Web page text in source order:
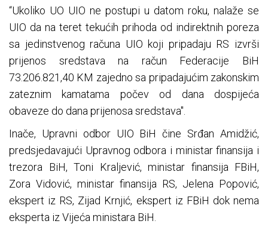
“Ukoliko UO UIO ne postupi u datom roku, nalaže se
UIO da na teret tekućih prihoda od indirektnih poreza
sa jedinstvenog računa UIO koji pripadaju RS izvrši
prijenos sredstava na račun Federacije BiH
73.206.821,40 KM zajedno sa pripadajućim zakonskim
zateznim kamatama počev od dana dospijeća
obaveze do dana prijenosa sredstava".
Inače, Upravni odbor UIO BiH čine Srđan Amidžić,
predsjedavajući Upravnog odbora i ministar finansija i
trezora BiH, Toni Kraljević, ministar finansija FBiH,
Zora Vidović, ministar finansija RS, Jelena Popović,
ekspert iz RS, Zijad Krnjić, ekspert iz FBiH dok nema
eksperta iz Vijeća ministara BiH.